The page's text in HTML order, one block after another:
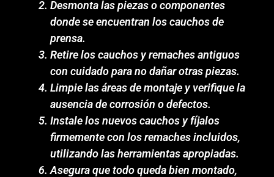
Desmonta las piezas o componentes
donde se encuentran los cauchos de
prensa.
Retire los cauchos y remaches antiguos
con cuidado para no dañar otras piezas.
Limpie las áreas de montaje y verifique la
ausencia de corrosión o defectos.
Instale los nuevos cauchos y fíjalos
firmemente con los remaches incluidos,
utilizando las herramientas apropiadas.
Asegura que todo queda bien montado,